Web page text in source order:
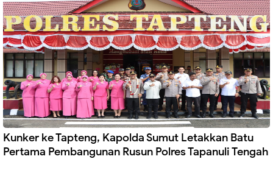
Kunker ke Tapteng, Kapolda Sumut Letakkan Batu
Pertama Pembangunan Rusun Polres Tapanuli Tengah